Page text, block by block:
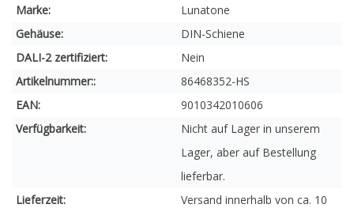
Marke:
Lunatone
Gehäuse:
DIN-Schiene
DALI-2 zertifiziert:
Nein
Artikelnummer::
86468352-HS
EAN:
9010342010606
Verfügbarkeit:
Nicht auf Lager in unserem
Lager, aber auf Bestellung
lieferbar.
Lieferzeit:
Versand innerhalb von ca. 10